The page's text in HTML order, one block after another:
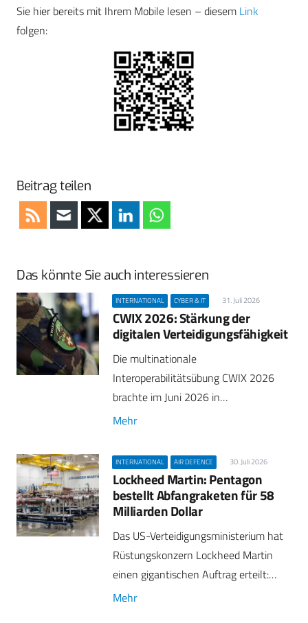
Sie hier bereits mit Ihrem Mobile lesen – diesem Link
folgen:
Beitrag teilen
Das könnte Sie auch interessieren
INTERNATIONAL CYBER & IT 31. Juli 2026
CWIX 2026: Stärkung der
digitalen Verteidigungsfähigkeit
Die multinationale
Interoperabilitätsübung CWIX 2026
brachte im Juni 2026 in…
Mehr
INTERNATIONAL AIR DEFENCE 30. Juli 2026
Lockheed Martin: Pentagon
bestellt Abfangraketen für 58
Milliarden Dollar
Das US-Verteidigungsministerium hat
Rüstungskonzern Lockheed Martin
einen gigantischen Auftrag erteilt:…
Mehr